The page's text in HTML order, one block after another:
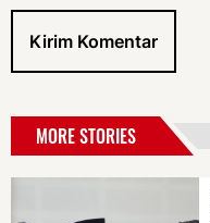
MORE STORIES